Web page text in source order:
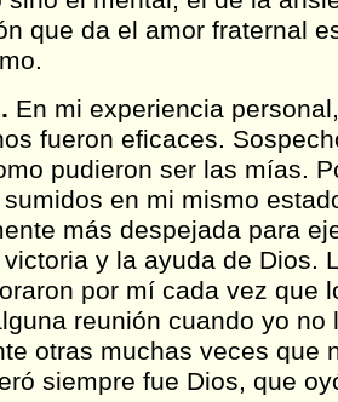
que da el amor fraternal
En mi experiencia
fueron eficaces.
pudieron ser las mías.
en mi mismo
más despejada para
y la ayuda de Dios.
por mí cada vez que
reunión cuando yo
otras muchas veces que
siempre fue Dios, que